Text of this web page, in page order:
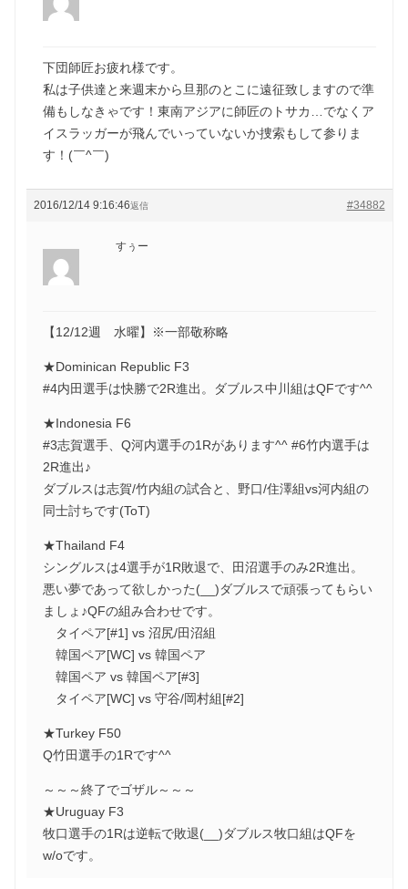
下団師匠お疲れ様です。
私は子供達と来週末から旦那のとこに遠征致しますので準
備もしなきゃです！東南アジアに師匠のトサカ…でなくア
イスラッガーが飛んでいっていないか捜索もして参りま
す！(￣^￣)ゞ
2016/12/14 9:16:46 #34882
返信
すぅー
【12/12週 水曜】※一部敬称略
★Dominican Republic F3
#4内田選手は快勝で2R進出。ダブルス中川組はQFです^^
★Indonesia F6
#3志賀選手、Q河内選手の1Rがあります^^ #6竹内選手は
2R進出♪
ダブルスは志賀/竹内組の試合と、野口/住澤組vs河内組の
同士討ちです(ToT)
★Thailand F4
シングルスは4選手が1R敗退で、田沼選手のみ2R進出。
悪い夢であって欲しかった(__)ダブルスで頑張ってもらい
ましょ♪QFの組み合わせです。
タイペア[#1] vs 沼尻/田沼組
韓国ペア[WC] vs 韓国ペア
韓国ペア vs 韓国ペア[#3]
タイペア[WC] vs 守谷/岡村組[#2]
★Turkey F50
Q竹田選手の1Rです^^
～～～終了でゴザル～～～
★Uruguay F3
牧口選手の1Rは逆転で敗退(__)ダブルス牧口組はQFを
w/oです。